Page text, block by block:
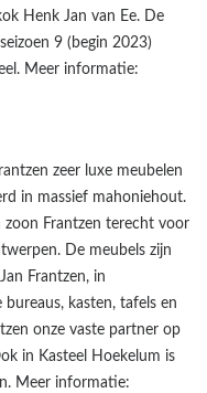
Henk Jan van Ee. De
9 (begin 2023)
Meer informatie:
zeer luxe meubelen
in massief mahoniehout.
Frantzen terecht voor
De meubels zijn
Frantzen, in
kasten, tafels en
onze vaste partner op
in Kasteel Hoekelum is
Meer informatie: